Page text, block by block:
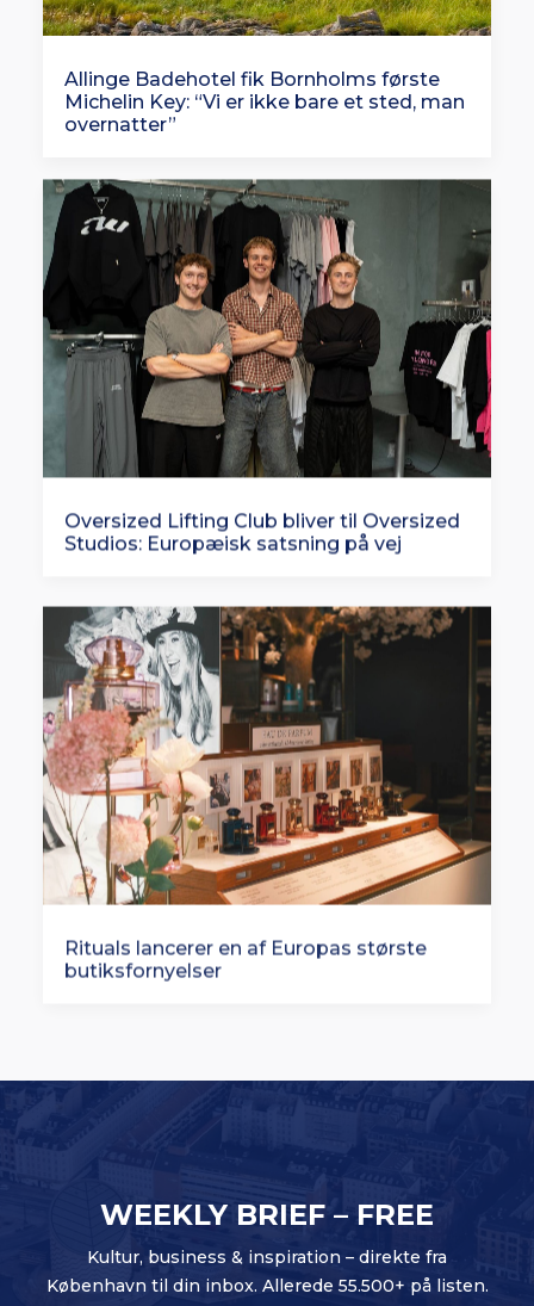
Allinge Badehotel fik Bornholms første
Michelin Key: “Vi er ikke bare et sted, man
overnatter”
Oversized Lifting Club bliver til Oversized
Studios: Europæisk satsning på vej
Rituals lancerer en af Europas største
butiksfornyelser
WEEKLY BRIEF – FREE
Kultur, business & inspiration – direkte fra
København til din inbox. Allerede 55.500+ på listen.